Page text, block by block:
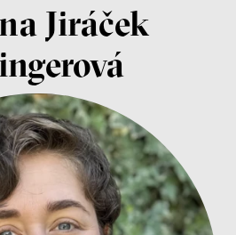
peníze ekonomika
Demokracie v limitech.
Jeffrey Winters o tom, jak
majetek oligarchů určuje
pravidla
Jeffrey A. Winters
Petr Bittner
Jiráček